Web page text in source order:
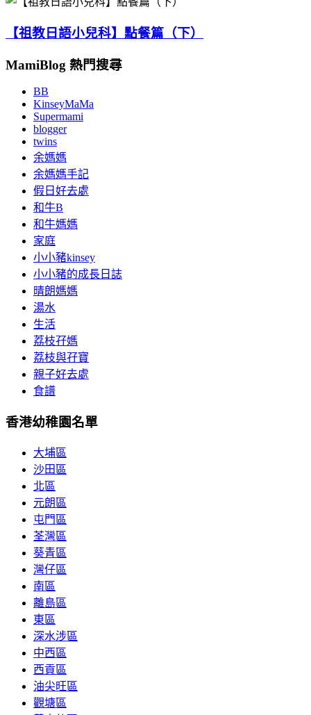
【祖教日語小兒科】點餐篇（下）
MamiBlog 熱門搜尋
BB
KinseyMaMa
Supermami
blogger
twins
余媽媽
余媽媽手記
假日好去處
和牛B
和牛媽媽
家庭
小小豬kinsey
小小豬的成長日誌
晴朗媽媽
湯水
生活
荔枝孖媽
荔枝與孖寶
親子好去處
食譜
香港幼稚園名單
大埔區
沙田區
北區
元朗區
屯門區
荃灣區
葵青區
灣仔區
南區
離島區
東區
深水涉區
中西區
西貢區
油尖旺區
觀塘區